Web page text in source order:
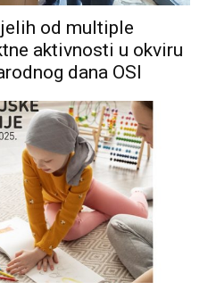
od multiple
aktivnosti u okviru
dana OSI